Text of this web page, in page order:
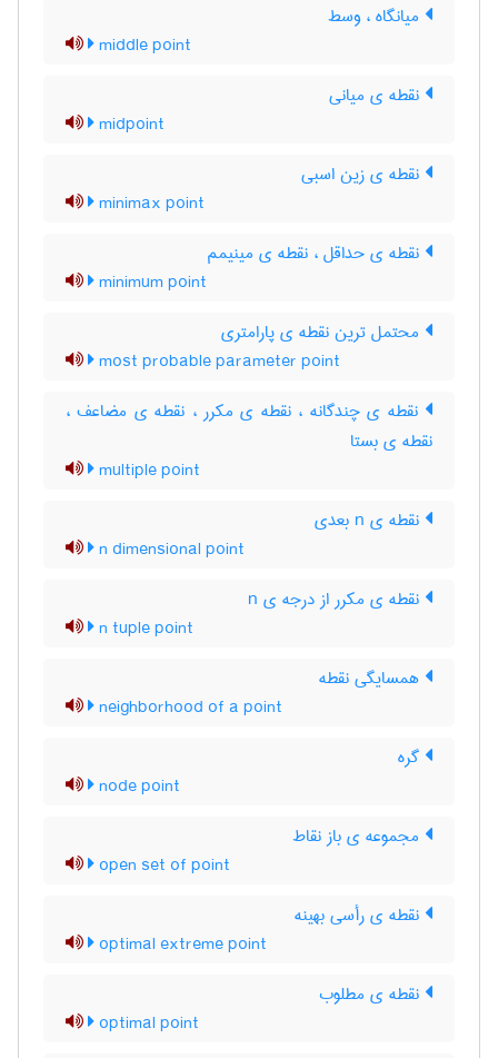
میانگاه ، وسط
middle point
نقطه ی میانی
midpoint
نقطه ی زین اسبی
minimax point
نقطه ی حداقل ، نقطه ی مینیمم
minimum point
محتمل ترین نقطه ی پارامتری
most probable parameter point
نقطه ی چندگانه ، نقطه ی مکرر ، نقطه ی مضاعف ،
نقطه ی بستا
multiple point
نقطه ی n بعدی
n dimensional point
نقطه ی مکرر از درجه ی n
n tuple point
همسایگی نقطه
neighborhood of a point
گره
node point
مجموعه ی باز نقاط
open set of point
نقطه ی رأسی بهینه
optimal extreme point
نقطه ی مطلوب
optimal point